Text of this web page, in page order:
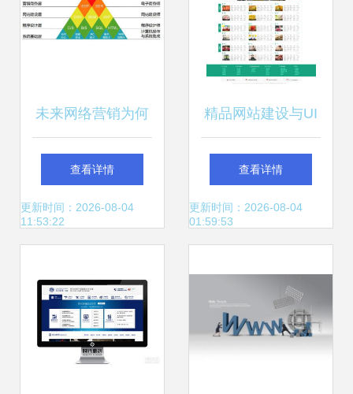
未来网络营销为何
是高薪行业？网站
建设的核心作用
查看详情
更新时间：2026-08-04
11:53:22
精品网站建设与UI
设计 融贯汇众的案
例展示与实践启示
查看详情
更新时间：2026-08-04
01:59:53